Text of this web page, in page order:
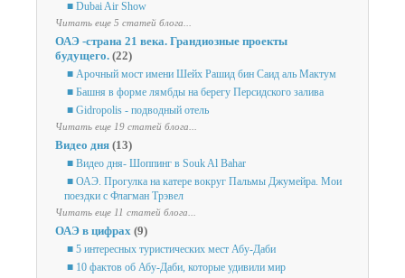
■ Dubai Air Show
Читать еще 5 статей блога...
ОАЭ -страна 21 века. Грандиозные проекты
будущего. (22)
■ Арочный мост имени Шейх Рашид бин Саид аль Мактум
■ Башня в форме лямбды на берегу Персидского залива
■ Gidropolis - подводный отель
Читать еще 19 статей блога...
Видео дня (13)
■ Видео дня- Шоппинг в Souk Al Bahar
■ ОАЭ. Прогулка на катере вокруг Пальмы Джумейра. Мои
поездки с Флагман Трэвел
Читать еще 11 статей блога...
ОАЭ в цифрах (9)
■ 5 интересных туристических мест Абу-Даби
■ 10 фактов об Абу-Даби, которые удивили мир